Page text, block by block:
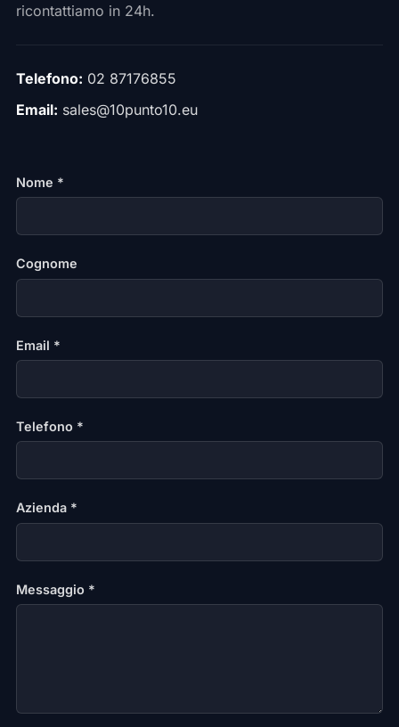
ricontattiamo in 24h.
Telefono: 02 87176855
Email: sales@10punto10.eu
Nome *
Cognome
Email *
Telefono *
Azienda *
Messaggio *